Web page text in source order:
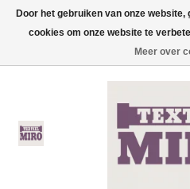
Heren
Door het gebruiken van onze
cookies om onze website te
Meer over